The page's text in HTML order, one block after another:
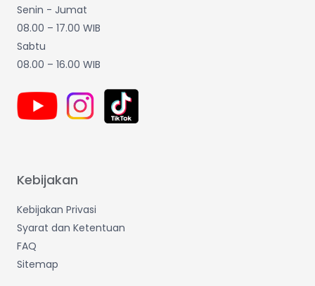
Senin - Jumat
08.00 – 17.00 WIB
Sabtu
08.00 – 16.00 WIB
Kebijakan
Kebijakan Privasi
Syarat dan Ketentuan
FAQ
Sitemap